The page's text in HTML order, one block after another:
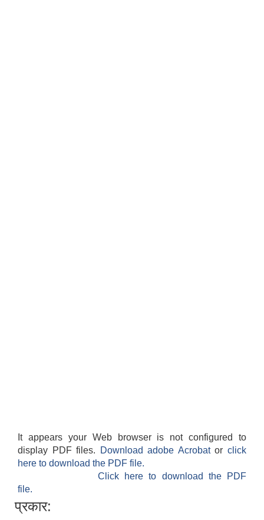
It appears your Web browser is not configured to
display PDF files.
Download adobe Acrobatorclick
here to download the PDF file.
Click here to download the PDF
file.
प्रकार: